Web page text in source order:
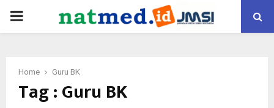
PRIMARY
Home Guru BK
Tag : Guru BK